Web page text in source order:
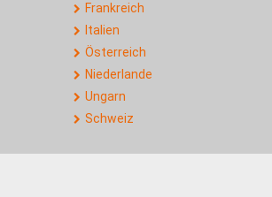
Frankreich
Italien
Österreich
Niederlande
Ungarn
Schweiz